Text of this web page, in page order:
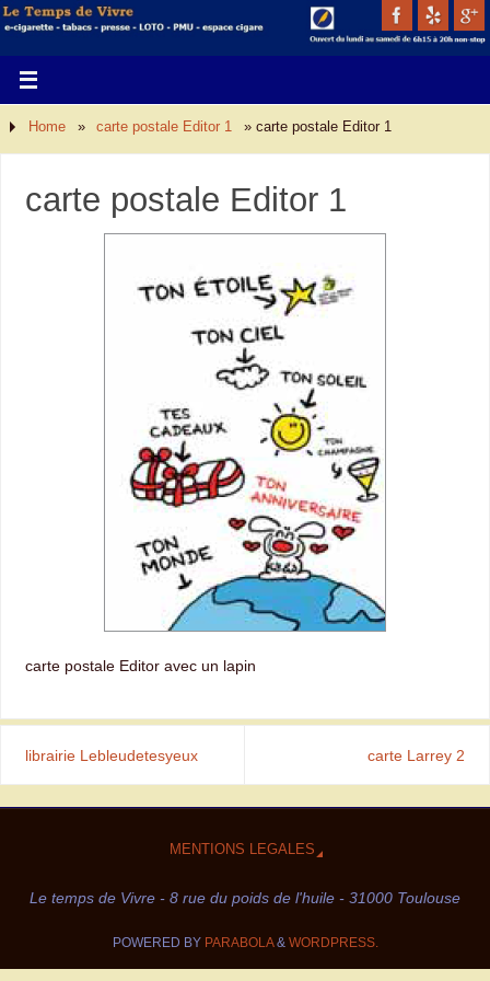
Home » carte postale Editor 1 » carte postale Editor 1
carte postale Editor 1
carte postale Editor avec un lapin
librairie Lebleudetesyeux carte Larrey 2
MENTIONS LEGALES
Le temps de Vivre - 8 rue du poids de l'huile - 31000 Toulouse
POWERED BY PARABOLA& WORDPRESS.